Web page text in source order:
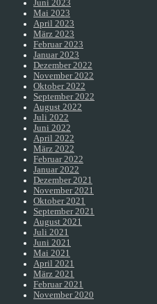
Juni 2023
Mai 2023
April 2023
März 2023
Februar 2023
Januar 2023
Dezember 2022
November 2022
Oktober 2022
September 2022
August 2022
Juli 2022
Juni 2022
April 2022
März 2022
Februar 2022
Januar 2022
Dezember 2021
November 2021
Oktober 2021
September 2021
August 2021
Juli 2021
Juni 2021
Mai 2021
April 2021
März 2021
Februar 2021
November 2020